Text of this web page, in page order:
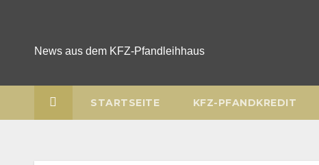
News aus dem KFZ-Pfandleihhaus
STARTSEITE KFZ-PFANDKREDIT